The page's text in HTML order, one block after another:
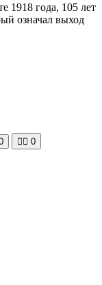
1918 года, 105 лет
означал выход
🧘‍♀️ 0